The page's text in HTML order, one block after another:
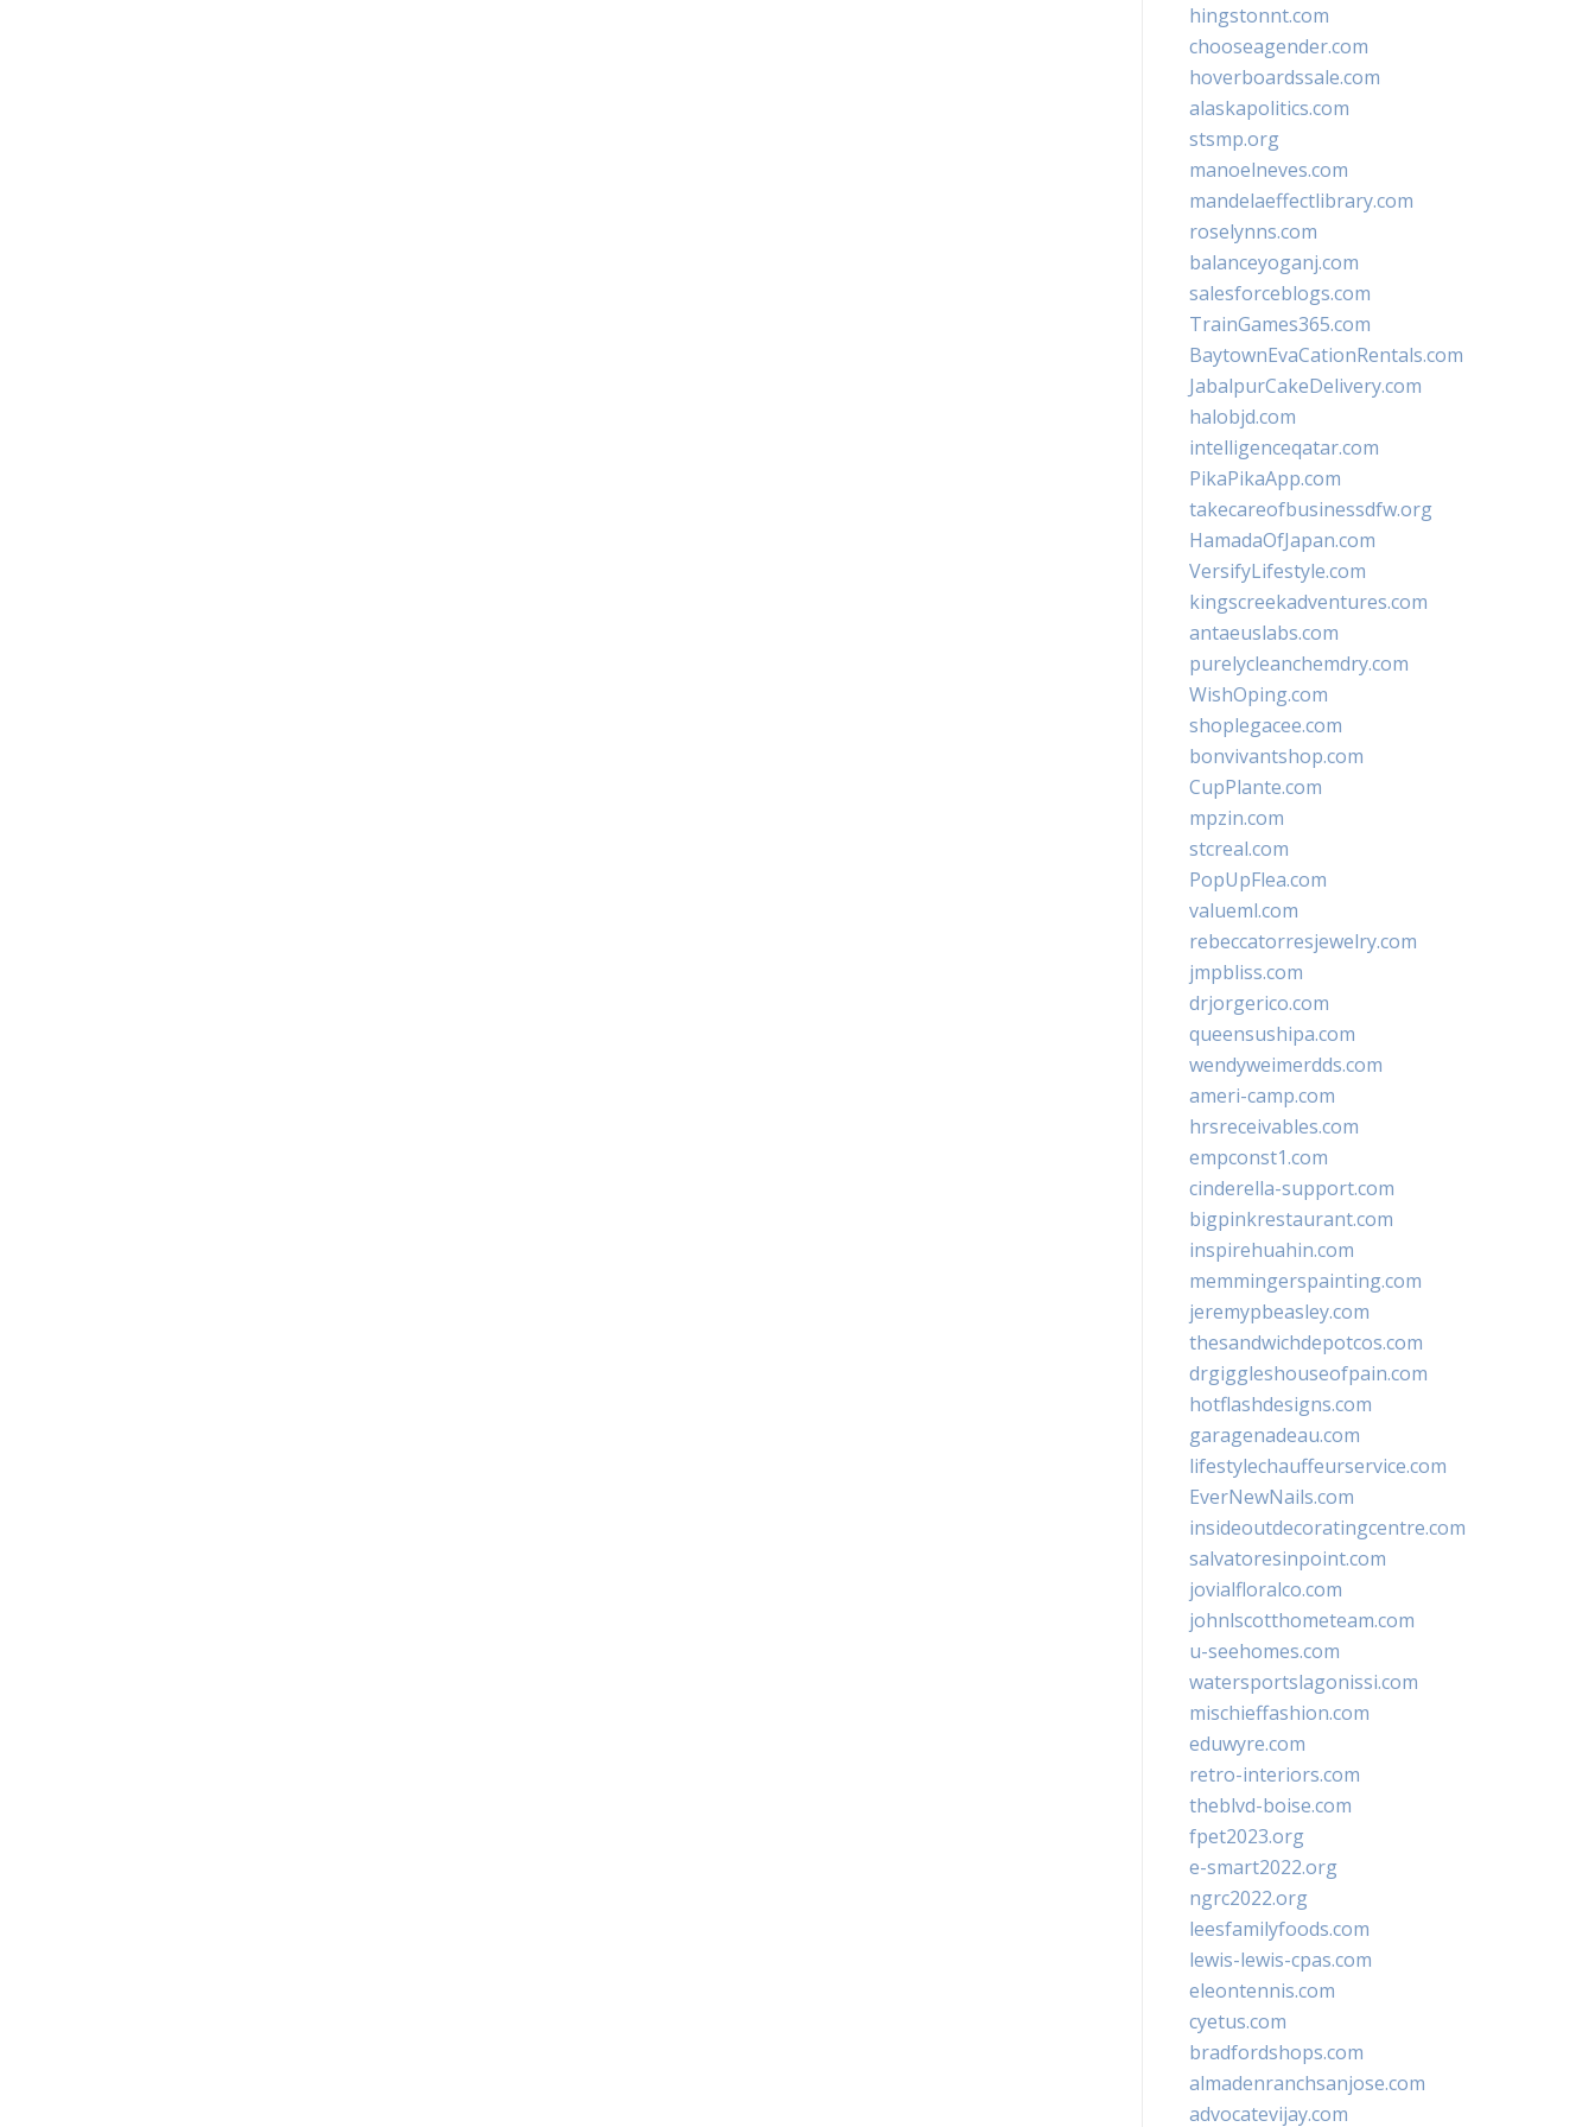
hingstonnt.com
chooseagender.com
hoverboardssale.com
alaskapolitics.com
stsmp.org
manoelneves.com
mandelaeffectlibrary.com
roselynns.com
balanceyoganj.com
salesforceblogs.com
TrainGames365.com
BaytownEvaCationRentals.com
JabalpurCakeDelivery.com
halobjd.com
intelligenceqatar.com
PikaPikaApp.com
takecareofbusinessdfw.org
HamadaOfJapan.com
VersifyLifestyle.com
kingscreekadventures.com
antaeuslabs.com
purelycleanchemdry.com
WishOping.com
shoplegacee.com
bonvivantshop.com
CupPlante.com
mpzin.com
stcreal.com
PopUpFlea.com
valueml.com
rebeccatorresjewelry.com
jmpbliss.com
drjorgerico.com
queensushipa.com
wendyweimerdds.com
ameri-camp.com
hrsreceivables.com
empconst1.com
cinderella-support.com
bigpinkrestaurant.com
inspirehuahin.com
memmingerspainting.com
jeremypbeasley.com
thesandwichdepotcos.com
drgiggleshouseofpain.com
hotflashdesigns.com
garagenadeau.com
lifestylechauffeurservice.com
EverNewNails.com
insideoutdecoratingcentre.com
salvatoresinpoint.com
jovialfloralco.com
johnlscotthometeam.com
u-seehomes.com
watersportslagonissi.com
mischieffashion.com
eduwyre.com
retro-interiors.com
theblvd-boise.com
fpet2023.org
e-smart2022.org
ngrc2022.org
leesfamilyfoods.com
lewis-lewis-cpas.com
eleontennis.com
cyetus.com
bradfordshops.com
almadenranchsanjose.com
advocatevijay.com